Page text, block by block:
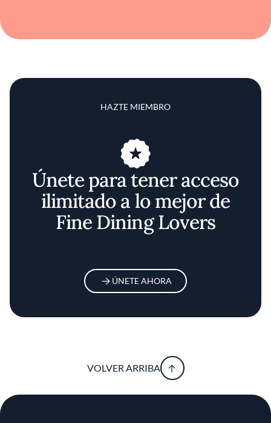
HAZTE MIEMBRO
Únete para tener acceso
ilimitado a lo mejor de
Fine Dining Lovers
ÚNETE AHORA
VOLVER ARRIBA